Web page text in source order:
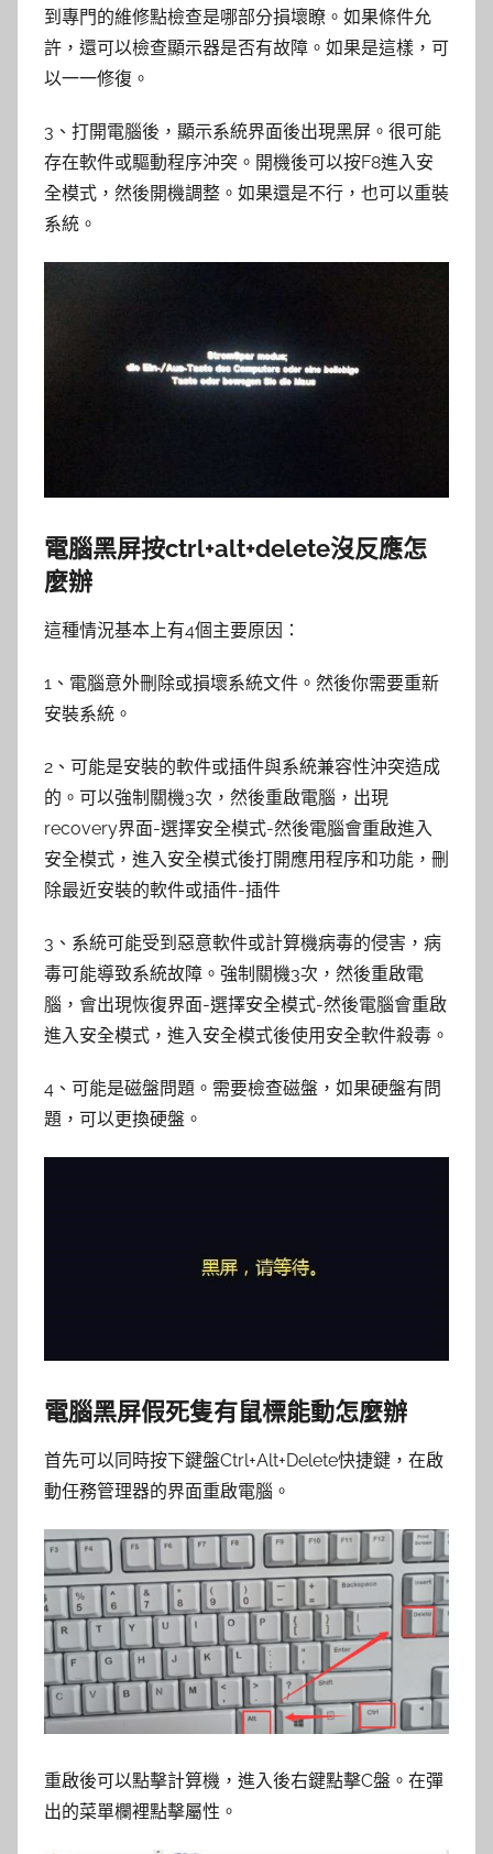
到專門的維修點檢查是哪部分損壞瞭。如果條件允
許，還可以檢查顯示器是否有故障。如果是這樣，可
以一一修復。
3、打開電腦後，顯示系統界面後出現黑屏。很可能
存在軟件或驅動程序沖突。開機後可以按F8進入安
全模式，然後開機調整。如果還是不行，也可以重裝
系統。
電腦黑屏按ctrl+alt+delete沒反應怎
麼辦
這種情況基本上有4個主要原因：
1、電腦意外刪除或損壞系統文件。然後你需要重新
安裝系統。
2、可能是安裝的軟件或插件與系統兼容性沖突造成
的。可以強制關機3次，然後重啟電腦，出現
recovery界面-選擇安全模式-然後電腦會重啟進入
安全模式，進入安全模式後打開應用程序和功能，刪
除最近安裝的軟件或插件-插件
3、系統可能受到惡意軟件或計算機病毒的侵害，病
毒可能導致系統故障。強制關機3次，然後重啟電
腦，會出現恢復界面-選擇安全模式-然後電腦會重啟
進入安全模式，進入安全模式後使用安全軟件殺毒。
4、可能是磁盤問題。需要檢查磁盤，如果硬盤有問
題，可以更換硬盤。
電腦黑屏假死隻有鼠標能動怎麼辦
首先可以同時按下鍵盤Ctrl+Alt+Delete快捷鍵，在啟
動任務管理器的界面重啟電腦。
重啟後可以點擊計算機，進入後右鍵點擊C盤。在彈
出的菜單欄裡點擊屬性。